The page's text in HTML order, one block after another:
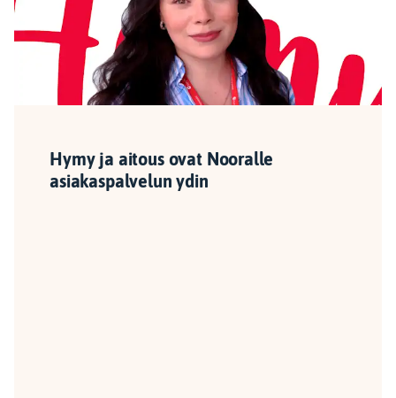
Hymy ja aitous ovat Nooralle
asiakaspalvelun ydin